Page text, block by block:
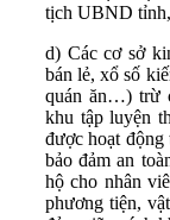
tịch UBND
d) Các cơ sở
bán lẻ, xổ số
quán ăn…) trừ
khu tập luyện
được hoạt động
bảo đảm an
hộ cho nhân
phương tiện,